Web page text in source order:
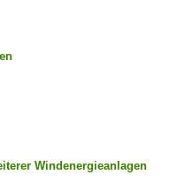
Windenergieanlagen